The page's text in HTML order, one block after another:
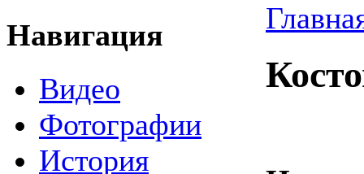
Навигация
Видео
Фотографии
История